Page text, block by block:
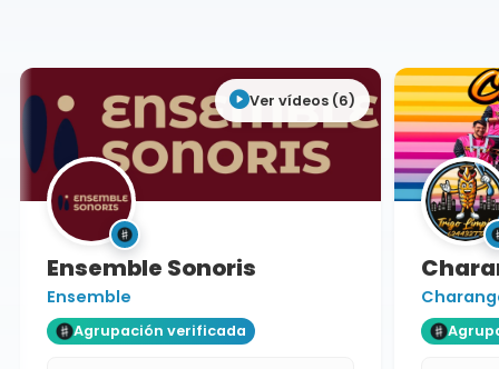
Ver vídeos (6)
Ensemble Sonoris
Ensemble
Agrupación verificada